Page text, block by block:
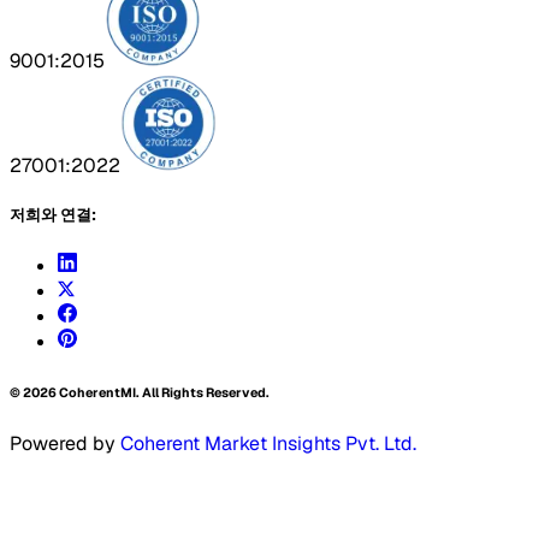
9001:2015
27001:2022
저희와 연결:
©2026CoherentMI. All Rights Reserved.
Powered by Coherent Market Insights Pvt. Ltd.